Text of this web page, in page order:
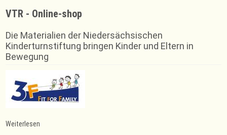
VTR - Online-shop
Die Materialien der Niedersächsischen
Kinderturnstiftung bringen Kinder und Eltern in
Bewegung
Weiterlesen